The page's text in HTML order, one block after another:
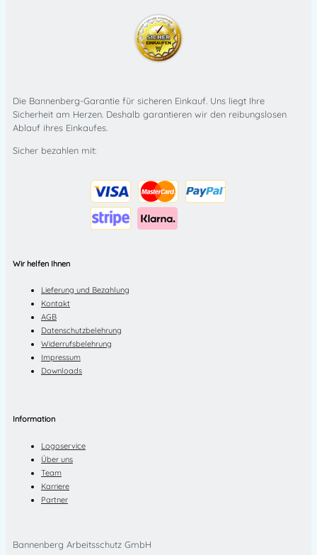
Die Bannenberg-Garantie für sicheren Einkauf. Uns liegt Ihre
Sicherheit am Herzen. Deshalb garantieren wir den reibungslosen
Ablauf ihres Einkaufes.
Sicher bezahlen mit:
Wir helfen Ihnen
Lieferung und Bezahlung
Kontakt
AGB
Datenschutzbelehrung
Widerrufsbelehrung
Impressum
Downloads
Information
Logoservice
Über uns
Team
Karriere
Partner
Bannenberg Arbeitsschutz GmbH